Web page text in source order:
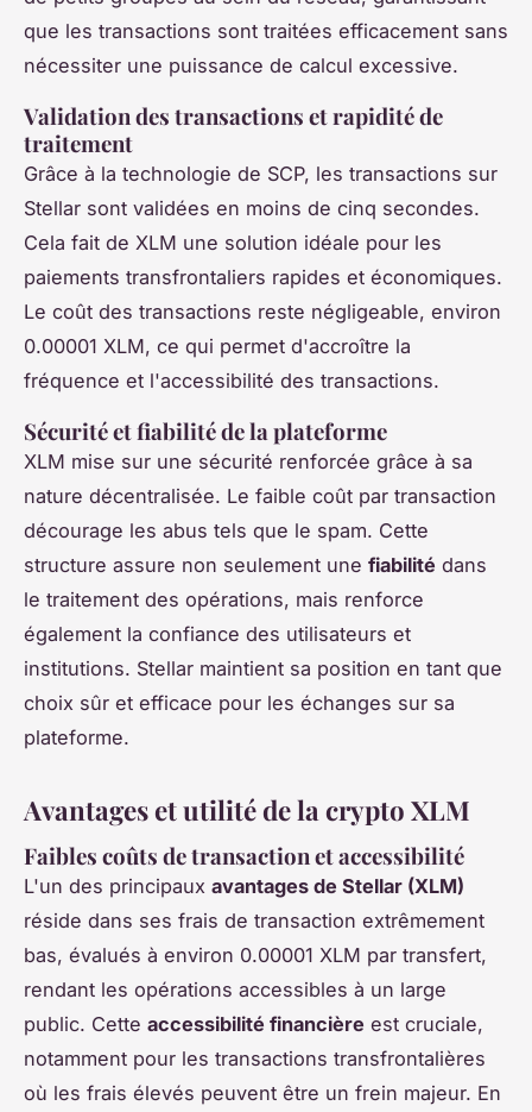
que les transactions sont traitées efficacement sans
nécessiter une puissance de calcul excessive.
Validation des transactions et rapidité de
traitement
Grâce à la technologie de SCP, les transactions sur
Stellar sont validées en moins de cinq secondes.
Cela fait de XLM une solution idéale pour les
paiements transfrontaliers rapides et économiques.
Le coût des transactions reste négligeable, environ
0.00001 XLM, ce qui permet d'accroître la
fréquence et l'accessibilité des transactions.
Sécurité et fiabilité de la plateforme
XLM mise sur une sécurité renforcée grâce à sa
nature décentralisée. Le faible coût par transaction
décourage les abus tels que le spam. Cette
structure assure non seulement une fiabilité dans
le traitement des opérations, mais renforce
également la confiance des utilisateurs et
institutions. Stellar maintient sa position en tant que
choix sûr et efficace pour les échanges sur sa
plateforme.
Avantages et utilité de la crypto XLM
Faibles coûts de transaction et accessibilité
L'un des principaux avantages de Stellar (XLM)
réside dans ses frais de transaction extrêmement
bas, évalués à environ 0.00001 XLM par transfert,
rendant les opérations accessibles à un large
public. Cette accessibilité financière est cruciale,
notamment pour les transactions transfrontalières
où les frais élevés peuvent être un frein majeur. En